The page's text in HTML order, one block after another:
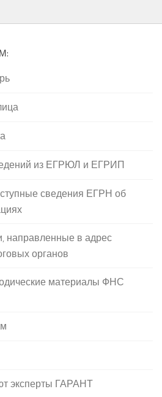
из ЕГРЮЛ и ЕГРИП
сведения ЕГРН об
направленные в адрес
органов
материалы ФНС
эксперты ГАРАНТ